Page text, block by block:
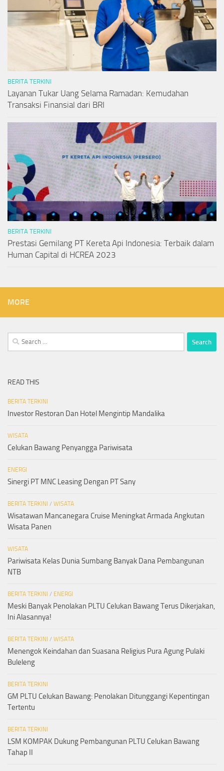
BERITA TERKINI
Layanan Tukar Uang Selama Ramadan: Kemudahan
Transaksi Finansial dari BRI
BERITA TERKINI
Prestasi Gemilang PT Kereta Api Indonesia: Terbaik dalam
Human Capital di HCREA 2023
MORE
Search
for:
READ THIS
BERITA TERKINI
Investor Restoran Dan Hotel Mengintip Mandalika
WISATA
Celukan Bawang Penyangga Pariwisata
ENERGI
Sinergi PT MNC Leasing Dengan PT Sany
BERITA TERKINI / WISATA
Wisatawan Mancanegara Cruise Meningkat Armada Angkutan
Wisata Panen
WISATA
Pariwisata Kelas Dunia Sumbang Banyak Dana Pembangunan
NTB
BERITA TERKINI / ENERGI
Meski Banyak Penolakan PLTU Celukan Bawang Terus Dikerjakan,
Ini Alasannya!
BERITA TERKINI / WISATA
Menengok Keindahan dan Suasana Religius Pura Agung Pulaki
Buleleng
BERITA TERKINI
GM PLTU Celukan Bawang: Penolakan Ditunggangi Kepentingan
Tertentu
BERITA TERKINI
LSM KOMPAK Dukung Pembangunan PLTU Celukan Bawang
Tahap II